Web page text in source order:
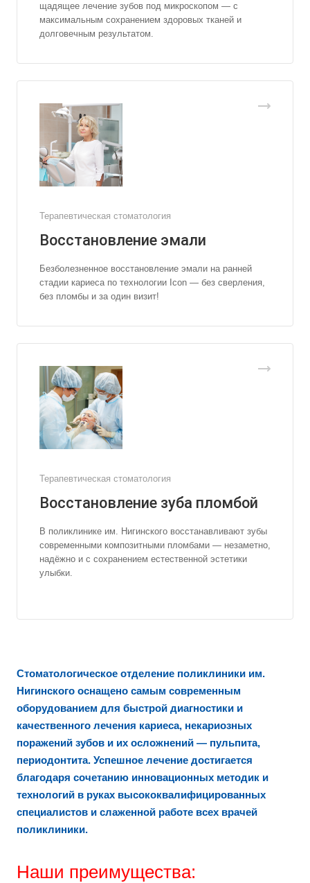
щадящее лечение зубов под микроскопом — с
максимальным сохранением здоровых тканей и
долговечным результатом.
Терапевтическая стоматология
Восстановление эмали
Безболезненное восстановление эмали на ранней
стадии кариеса по технологии Icon — без сверления,
без пломбы и за один визит!
Терапевтическая стоматология
Восстановление зуба пломбой
В поликлинике им. Нигинского восстанавливают зубы
современными композитными пломбами — незаметно,
надёжно и с сохранением естественной эстетики
улыбки.
Стоматологическое отделение поликлиники им.
Нигинского оснащено самым современным
оборудованием для быстрой диагностики и
качественного лечения кариеса, некариозных
поражений зубов и их осложнений — пульпита,
периодонтита. Успешное лечение достигается
благодаря сочетанию инновационных методик и
технологий в руках высококвалифицированных
специалистов и слаженной работе всех врачей
поликлиники.
Наши преимущества: